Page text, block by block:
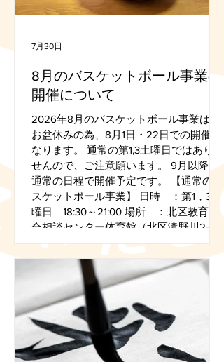
8月のバスケットボール事業の
開催について
2026年8月のバスケットボール事業は、
お盆休みの為、8月1日・22日での開催と
なります。 通常の第1,3土曜日ではありま
せんので、ご注意願います。 9月以降は
通常の日程で開催予定です。 【通常のバ
スケットボール事業】 日時 ：第1，3土
曜日 18:30～21:00 場所 ：北区教育総
合相談センター体育館（北区滝野川2-52-
10） 対象 ：中学生以上 ※中学生以下
は保護者同伴でご参加ください 参加費：
会員 300円／回 ビジタ
ー 500円／回
7月30日